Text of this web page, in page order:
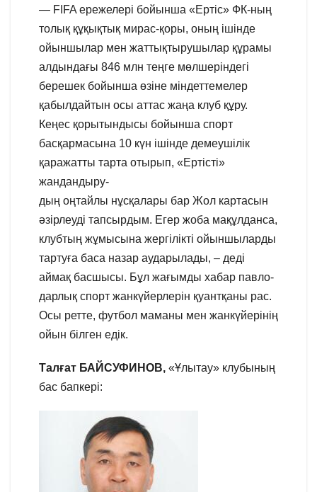
— FIFA ережелері бойынша «Ертіс» ФК-ның
толық құқықтық мирас-қоры, оның ішінде
ойыншылар мен жаттықтырушылар құрамы
алдындағы 846 млн теңге мөлшеріндегі
берешек бойынша өзіне міндеттемелер
қабылдайтын осы аттас жаңа клуб құру.
Кеңес қорытындысы бойынша спорт
басқармасына 10 күн ішінде демеушілік
қаражатты тарта отырып, «Ертісті»
жандандыру-
дың оңтайлы нұсқалары бар Жол картасын
әзірлеуді тапсырдым. Егер жоба мақұлданса,
клубтың жұмысына жергілікті ойыншыларды
тартуға баса назар аударылады, – деді
аймақ басшысы. Бұл жағымды хабар павло-
дарлық спорт жанкүйерлерін қуантқаны рас.
Осы ретте, футбол маманы мен жанкүйерінің
ойын білген едік.
Талғат БАЙСУФИНОВ, «Ұлытау» клубының
бас бапкері: